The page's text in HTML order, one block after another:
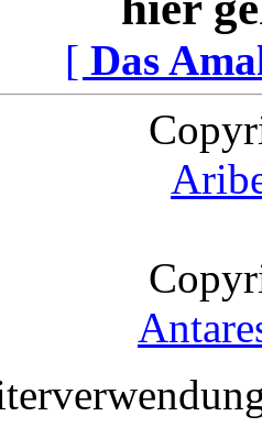
[ Das